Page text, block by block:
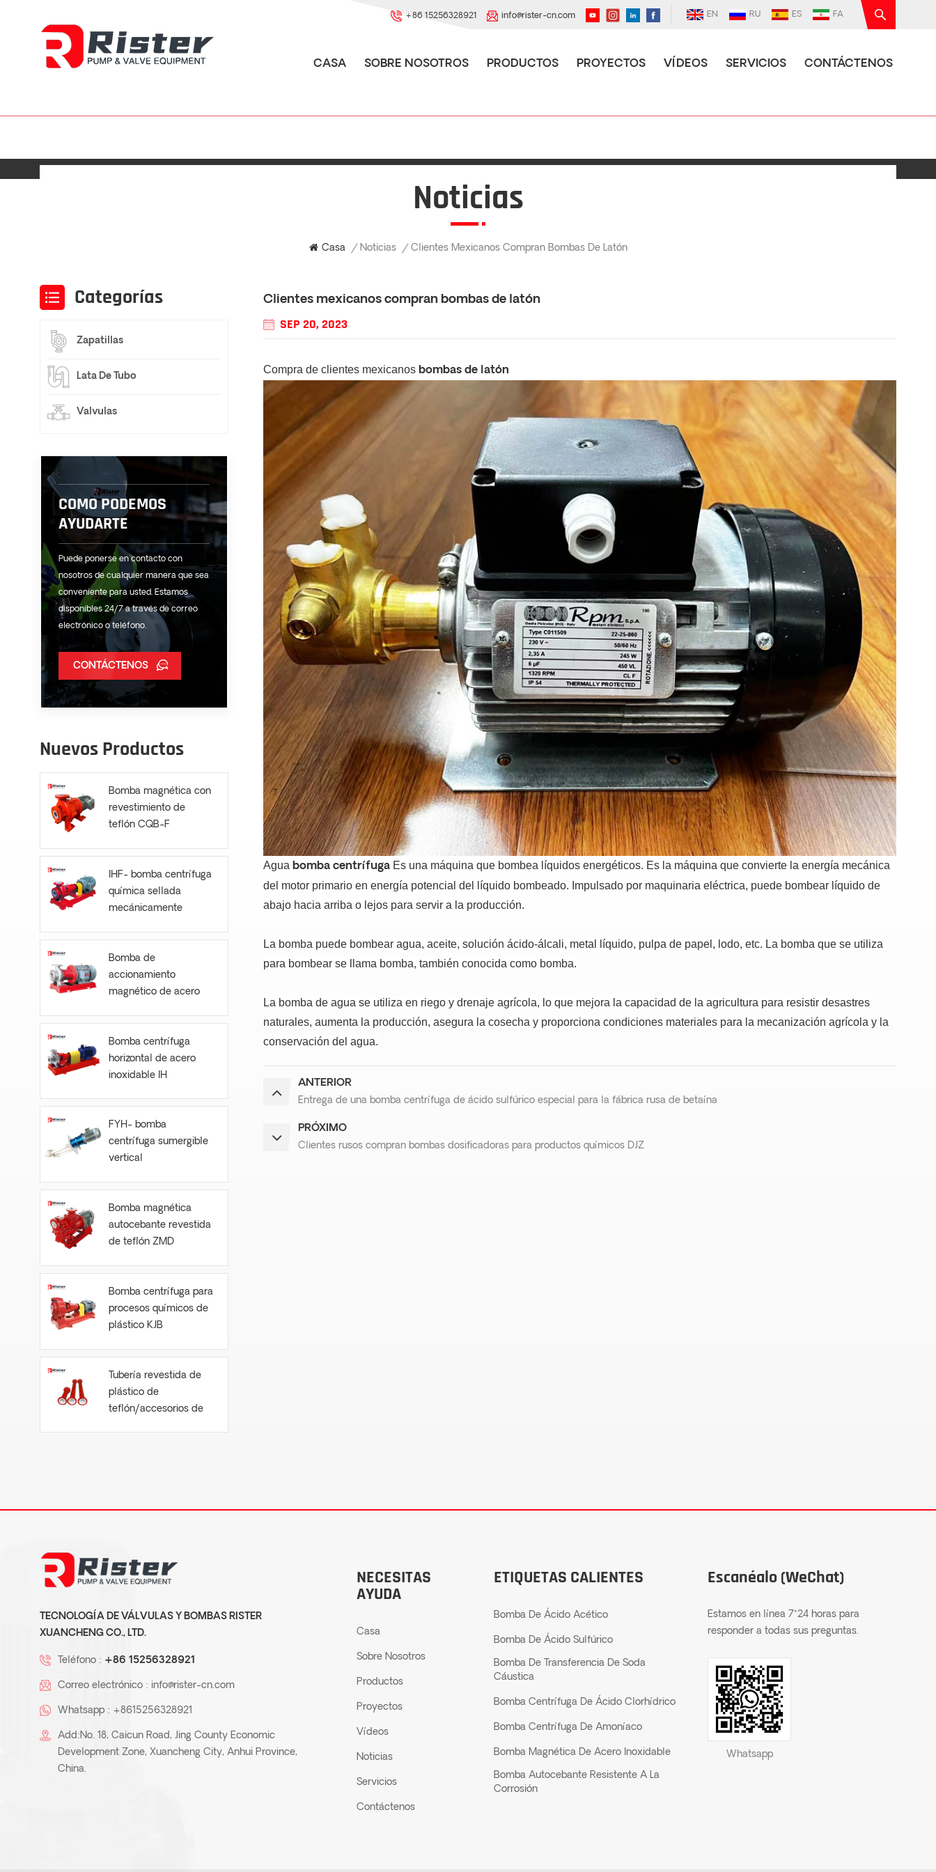
EN RU ES FA
+86 15256328921 info@rister-cn.com
CASA SOBRE NOSOTROS PRODUCTOS PROYECTOS VÍDEOS SERVICIOS CONTÁCTENOS
Noticias
Casa / Noticias / Clientes Mexicanos Compran Bombas De Latón
Clientes mexicanos compran bombas de latón
SEP 20, 2023
Compra de clientes mexicanos bombas de latón
Agua bomba centrífugaEs una máquina que bombea líquidos energéticos. Es la máquina que convierte la energía mecánica
del motor primario en energía potencial del líquido bombeado. Impulsado por maquinaria eléctrica, puede bombear líquido de
abajo hacia arriba o lejos para servir a la producción.
La bomba puede bombear agua, aceite, solución ácido-álcali, metal líquido, pulpa de papel, lodo, etc. La bomba que se utiliza
para bombear se llama bomba, también conocida como bomba.
La bomba de agua se utiliza en riego y drenaje agrícola, lo que mejora la capacidad de la agricultura para resistir desastres
naturales, aumenta la producción, asegura la cosecha y proporciona condiciones materiales para la mecanización agrícola y la
conservación del agua.
ANTERIOR
Entrega de una bomba centrífuga de ácido sulfúrico especial para la fábrica rusa de betaína
PRÓXIMO
Clientes rusos compran bombas dosificadoras para productos químicos DJZ
Categorías
Zapatillas
Lata De Tubo
Valvulas
COMO PODEMOS
AYUDARTE
Puede ponerse en contacto con
nosotros de cualquier manera que sea
conveniente para usted. Estamos
disponibles 24/7 a través de correo
electrónico o teléfono.
CONTÁCTENOS
Nuevos Productos
Bomba magnética con
revestimiento de
teflón CQB-F
IHF- bomba centrífuga
química sellada
mecánicamente
Bomba de
accionamiento
magnético de acero
Bomba centrífuga
horizontal de acero
inoxidable IH
FYH- bomba
centrífuga sumergible
vertical
Bomba magnética
autocebante revestida
de teflón ZMD
Bomba centrífuga para
procesos químicos de
plástico KJB
Tubería revestida de
plástico de
teflón/accesorios de
TECNOLOGÍA DE VÁLVULAS Y BOMBAS RISTER
XUANCHENG CO., LTD.
Teléfono : +86 15256328921
Correo electrónico : info@rister-cn.com
Whatsapp : +8615256328921
Add:No. 18, Caicun Road, Jing County Economic
Development Zone, Xuancheng City, Anhui Province,
China.
NECESITAS
AYUDA
Casa
Sobre Nosotros
Productos
Proyectos
Vídeos
Noticias
Servicios
Contáctenos
ETIQUETAS CALIENTES
Bomba De Ácido Acético
Bomba De Ácido Sulfúrico
Bomba De Transferencia De Soda
Cáustica
Bomba Centrífuga De Ácido Clorhídrico
Bomba Centrífuga De Amoníaco
Bomba Magnética De Acero Inoxidable
Bomba Autocebante Resistente A La
Corrosión
Escanéalo (WeChat)
Estamos en línea 7*24 horas para
responder a todas sus preguntas.
Whatsapp